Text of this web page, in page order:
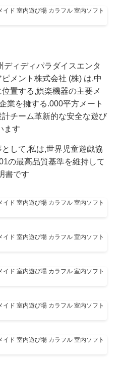
ディディパラダイスエンタ
メント株式会社 (株) は,中
置する,娯楽機器の主要メ
業を擁する.000平方メート
チーム革新的な安全な遊び
ます
して,私は,世界児童遊戯協
の最高品質基準を維持して
書です